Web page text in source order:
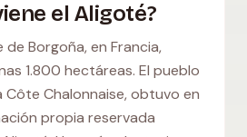
el Aligoté?
Borgoña, en Francia,
1.800 hectáreas. El pueblo
Côte Chalonnaise, obtuvo en
propia reservada